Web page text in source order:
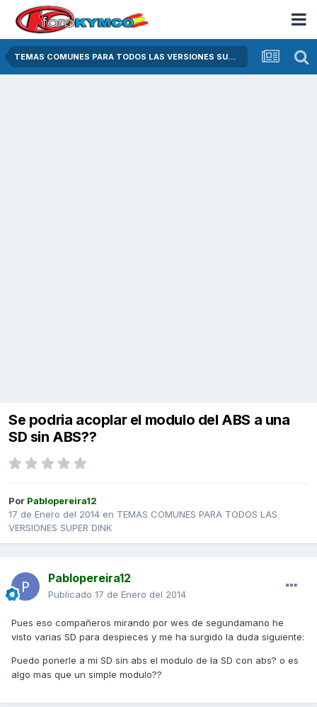
TEMAS COMUNES PARA TODOS LAS VERSIONES SUPER DINK
Se podria acoplar el modulo del ABS a una
SD sin ABS??
Por Pablopereira12
17 de Enero del 2014 en TEMAS COMUNES PARA TODOS LAS
VERSIONES SUPER DINK
Pablopereira12
Publicado 17 de Enero del 2014
Pues eso compañeros mirando por wes de segundamano he
visto varias SD para despieces y me ha surgido la duda siguiente:
Puedo ponerle a mi SD sin abs el modulo de la SD con abs? o es
algo mas que un simple modulo??